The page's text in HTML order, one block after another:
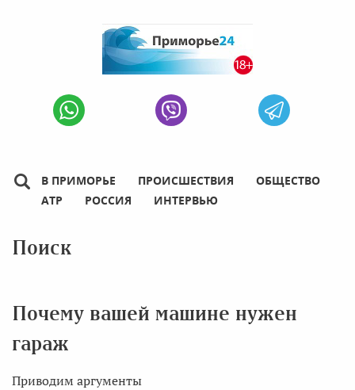
В ПРИМОРЬЕ ПРОИСШЕСТВИЯ
ОБЩЕСТВО
АТР
РОССИЯ ИНТЕРВЬЮ
Поиск
Почему вашей машине нужен
гараж
Приводим аргументы